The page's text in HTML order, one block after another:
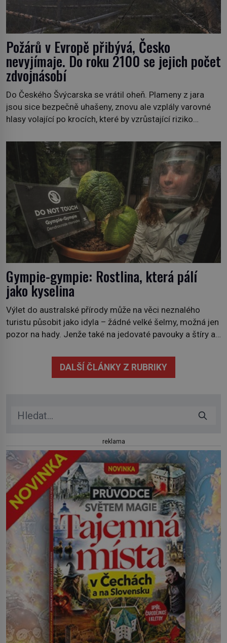
Požárů v Evropě přibývá, Česko
nevyjímaje. Do roku 2100 se jejich počet
zdvojnásobí
Do Českého Švýcarska se vrátil oheň. Plameny z jara
jsou sice bezpečně uhašeny, znovu ale vzplály varovné
hlasy volající po krocích, které by vzrůstající riziko
požáry už nejsou problémem pouze vzdáleného
Středomoří. S oteplujícím se klimatem, vysušenou
krajinou a desetiletími lidských zásahů se z nich stává
nový evropský normál […]
Gympie-gympie: Rostlina, která pálí
jako kyselina
Výlet do australské přírody může na věci neznalého
turistu působit jako idyla – žádné velké šelmy, možná jen
pozor na hady. Jenže také na jedovaté pavouky a štíry a
Stačí letmý dotyk a ozve se pronikavá bolest, která
přetrvává i týdny. Nenápadný tento […]
DALŠÍ ČLÁNKY Z RUBRIKY
reklama